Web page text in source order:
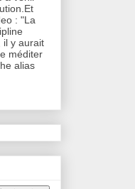
: "La
il y aurait
méditer
alias